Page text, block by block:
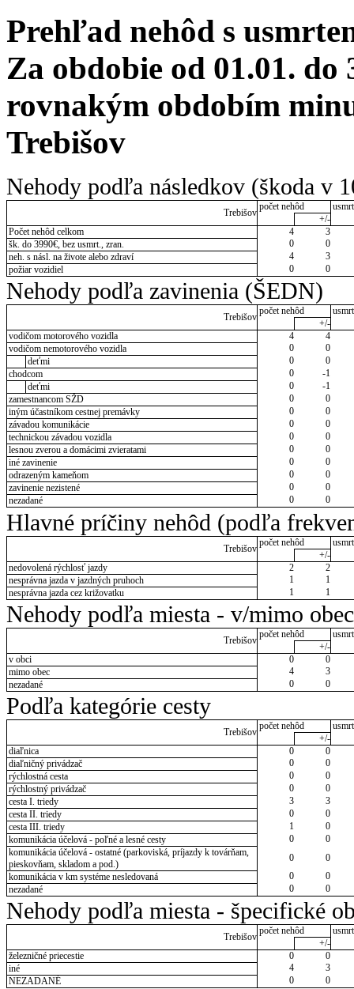
Prehľad nehôd s
Za obdobie od 01.01. do
rovnakým obdobím
Trebišov
Nehody podľa následkov (škoda v
Trebišov
počet nehôd
+/-
Počet nehôd celkom
4
3
šk. do 3990€, bez usmrt., zran.
0
0
neh. s násl. na živote alebo zdraví
4
3
požiar vozidiel
0 0
Nehody podľa zavinenia (ŠEDN)
Trebišov
počet nehôd
+/-
vodičom motorového vozidla
4
4
vodičom nemotorového vozidla
0
0
deťmi
0
0
chodcom
0
-1
deťmi
0
-1
zamestnancom SŽD
0
0
iným účastníkom cestnej premávky
0
0
závadou komunikácie
0
0
technickou závadou vozidla
0
0
lesnou zverou a domácimi zvieratami
0
0
iné zavinenie
0
0
odrazeným kameňom
0
0
zavinenie nezistené
0
0
nezadané
0 0
Hlavné príčiny nehôd (podľa
Trebišov
počet nehôd
+/-
nedovolená rýchlosť jazdy
2
2
nesprávna jazda v jazdných pruhoch
1
1
nesprávna jazda cez križovatku
1 1
Nehody podľa miesta - v/mimo obec
Trebišov
počet nehôd
+/-
v obci
0
0
mimo obec
4
3
nezadané
0 0
Podľa kategórie cesty
Trebišov
počet nehôd
+/-
diaľnica
0
0
diaľničný privádzač
0
0
rýchlostná cesta
0
0
rýchlostný privádzač
0
0
cesta I. triedy
3
3
cesta II. triedy
0
0
cesta III. triedy
1
0
komunikácia účelová - poľné a lesné cesty
0
0
komunikácia účelová - ostatné (parkoviská, príjazdy k továrňam,
pieskovňam, skladom a pod.)
0
0
komunikácia v km systéme nesledovaná
0
0
nezadané
0 0
Nehody podľa miesta - špecifické
Trebišov
počet nehôd
+/-
železničné priecestie
0
0
iné
4
3
NEZADANÉ
0 0